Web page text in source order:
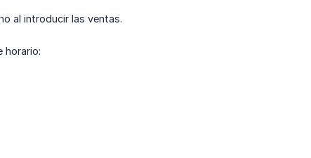
al introducir las ventas.
horario: